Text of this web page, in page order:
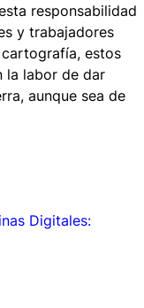
responsabilidad
y trabajadores
estos
la labor de dar
aunque sea de
Digitales: